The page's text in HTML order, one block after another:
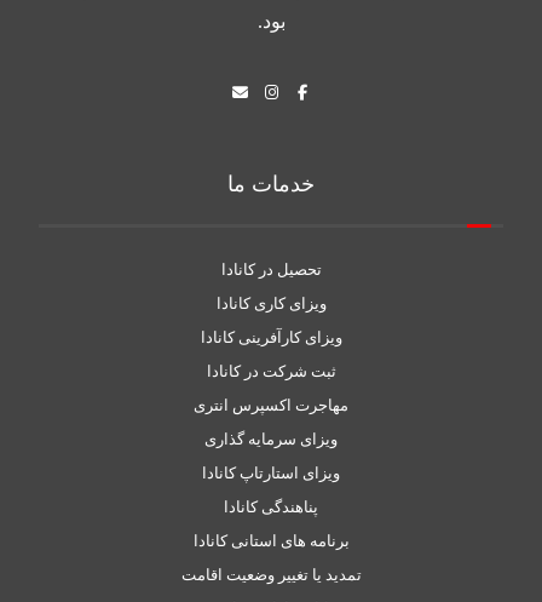
بود.
خدمات ما
تحصیل در کانادا
ویزای کاری کانادا
ویزای کارآفرینی کانادا
ثبت شرکت در کانادا
مهاجرت اکسپرس انتری
ویزای سرمایه گذاری
ویزای استارتاپ کانادا
پناهندگی کانادا
برنامه های استانی کانادا
تمدید یا تغییر وضعیت اقامت